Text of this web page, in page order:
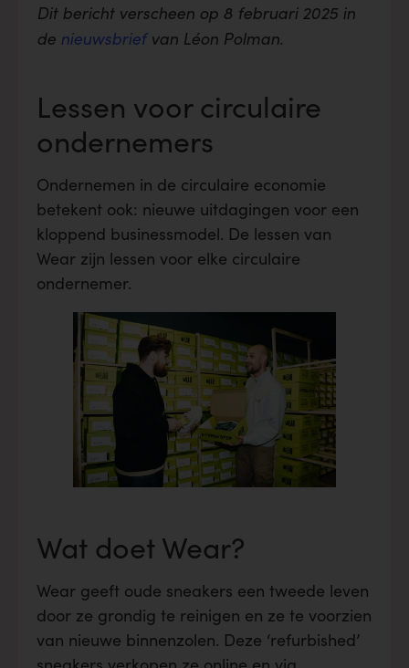
Dit bericht verscheen op 8 februari 2025 in
de nieuwsbriefvan Léon Polman.
Lessen voor circulaire
ondernemers
Ondernemen in de circulaire economie
betekent ook: nieuwe uitdagingen voor een
kloppend businessmodel. De lessen van
Wear zijn lessen voor elke circulaire
ondernemer.
Wat doet Wear?
Wear geeft oude sneakers een tweede leven
door ze grondig te reinigen en ze te voorzien
van nieuwe binnenzolen. Deze ‘refurbished’